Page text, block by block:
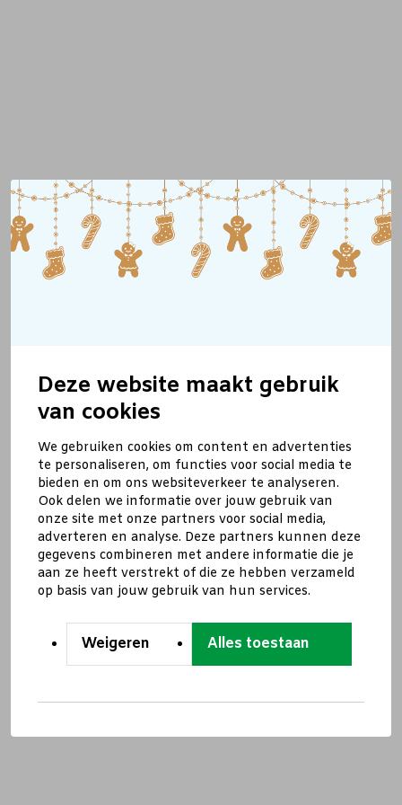
Deze website maakt gebruik
van cookies
We gebruiken cookies om content en advertenties
te personaliseren, om functies voor social media te
bieden en om ons websiteverkeer te analyseren.
Ook delen we informatie over jouw gebruik van
onze site met onze partners voor social media,
adverteren en analyse. Deze partners kunnen deze
gegevens combineren met andere informatie die je
aan ze heeft verstrekt of die ze hebben verzameld
op basis van jouw gebruik van hun services.
Weigeren Alles toestaan